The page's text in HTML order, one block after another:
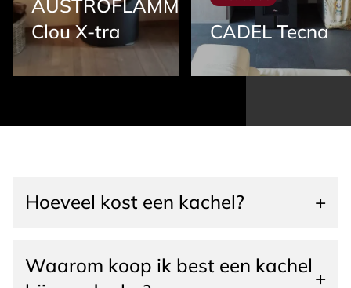
AUSTROFLAMM
Clou X-tra
CADEL Tecna
Hoeveel kost een kachel? +
Waarom koop ik best een kachel
+